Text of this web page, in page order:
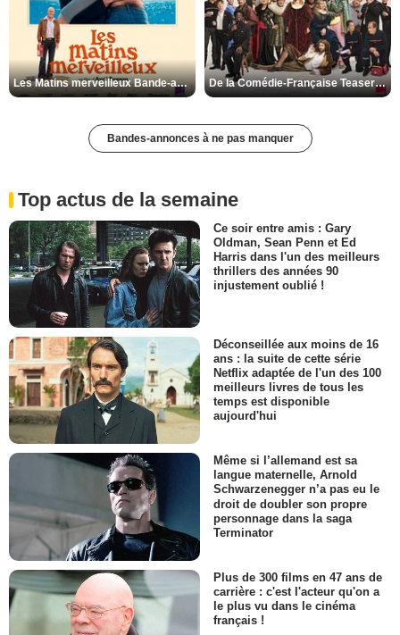
Les Matins merveilleux Bande-annonce VF De la Comédie-Française Teaser VF
Bandes-annonces à ne pas manquer
Top actus de la semaine
Ce soir entre amis : Gary
Oldman, Sean Penn et Ed
Harris dans l'un des meilleurs
thrillers des années 90
injustement oublié !
Déconseillée aux moins de 16
ans : la suite de cette série
Netflix adaptée de l'un des 100
meilleurs livres de tous les
temps est disponible
aujourd'hui
Même si l’allemand est sa
langue maternelle, Arnold
Schwarzenegger n’a pas eu le
droit de doubler son propre
personnage dans la saga
Terminator
Plus de 300 films en 47 ans de
carrière : c'est l'acteur qu'on a
le plus vu dans le cinéma
français !